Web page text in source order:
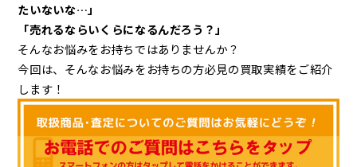
たいないな…」
「売れるならいくらになるんだろう？」
そんなお悩みをお持ちではありませんか？
今回は、そんなお悩みをお持ちの方必見の買取実績をご紹介
します！